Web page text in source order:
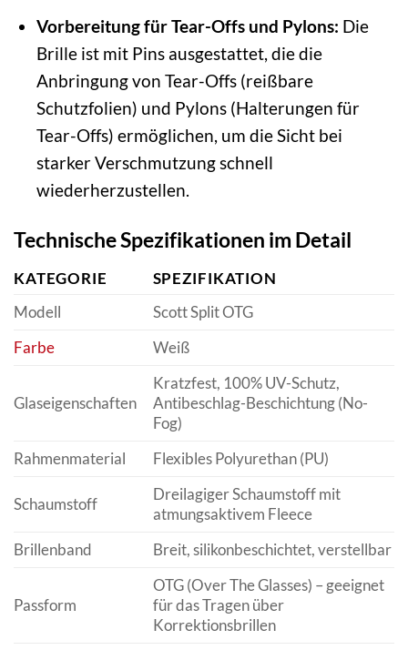
Vorbereitung für Tear-Offs und Pylons: Die
Brille ist mit Pins ausgestattet, die die
Anbringung von Tear-Offs (reißbare
Schutzfolien) und Pylons (Halterungen für
Tear-Offs) ermöglichen, um die Sicht bei
starker Verschmutzung schnell
wiederherzustellen.
Technische Spezifikationen im Detail
KATEGORIE
SPEZIFIKATION
Modell
Scott Split OTG
Farbe
Weiß
Glaseigenschaften
Kratzfest, 100% UV-Schutz,
Antibeschlag-Beschichtung (No-
Fog)
Rahmenmaterial
Flexibles Polyurethan (PU)
Schaumstoff
Dreilagiger Schaumstoff mit
atmungsaktivem Fleece
Brillenband
Breit, silikonbeschichtet, verstellbar
Passform
OTG (Over The Glasses) – geeignet
für das Tragen über
Korrektionsbrillen